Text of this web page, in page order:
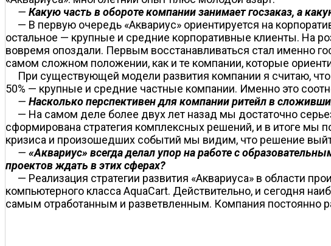
— Какую часть в обороте компании занимает госзаказ, а
— В первую очередь «Аквариус» ориентируется на
остальное — крупные и средние корпоративные клиенты. На
вовремя опоздали. Первым восстанавливаться стал именно
самом сложном положении, как и те компании, которые
При существующей модели развития компании я считаю,
50% — крупные и средние частные компании. Именно это
— Насколько перспективен для компании ритейл в
— На самом деле более двух лет назад мы достаточно
сформирована стратегия комплексных решений, и в итоге мы
кризиса и произошедших событий мы видим, что решение
— «Аквариус» всегда делал упор на работе с
проектов ждать в этих сферах?
— Реализация стратегии развития «Аквариуса» в области
компьютерного класса AquaCart. Действительно, и сегодня
самым отработанным и разветвленным. Компания постоянно